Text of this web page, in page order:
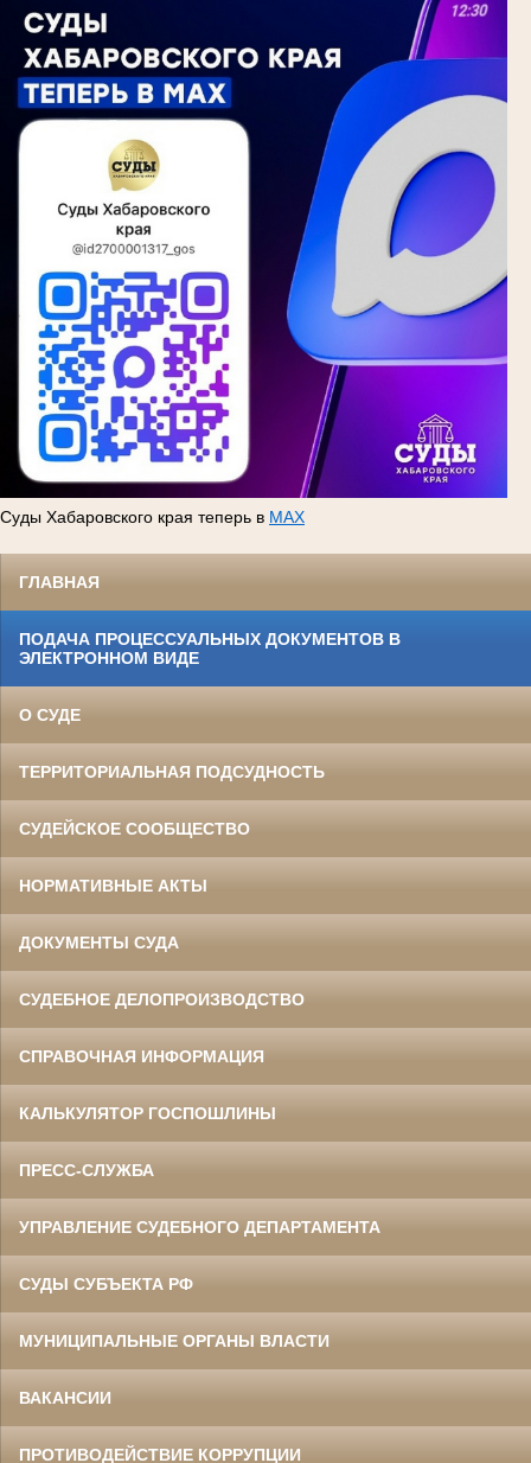
Суды Хабаровского края теперь в MAX
ГЛАВНАЯ
ПОДАЧА ПРОЦЕССУАЛЬНЫХ ДОКУМЕНТОВ В
ЭЛЕКТРОННОМ ВИДЕ
О СУДЕ
ТЕРРИТОРИАЛЬНАЯ ПОДСУДНОСТЬ
СУДЕЙСКОЕ СООБЩЕСТВО
НОРМАТИВНЫЕ АКТЫ
ДОКУМЕНТЫ СУДА
СУДЕБНОЕ ДЕЛОПРОИЗВОДСТВО
СПРАВОЧНАЯ ИНФОРМАЦИЯ
КАЛЬКУЛЯТОР ГОСПОШЛИНЫ
ПРЕСС-СЛУЖБА
УПРАВЛЕНИЕ СУДЕБНОГО ДЕПАРТАМЕНТА
СУДЫ СУБЪЕКТА РФ
МУНИЦИПАЛЬНЫЕ ОРГАНЫ ВЛАСТИ
ВАКАНСИИ
ПРОТИВОДЕЙСТВИЕ КОРРУПЦИИ